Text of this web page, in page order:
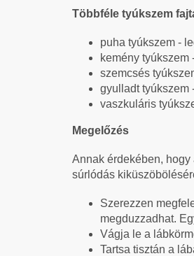
Többféle tyúkszem
puha tyúkszem -
kemény
szemcsés
gyulladt tyúkszem
vaszkuláris
Megelőzés
Annak érdekében,
súrlódás
Szerezzen
megduzzadhat.
Vágja le a
Tartsa tisztán a